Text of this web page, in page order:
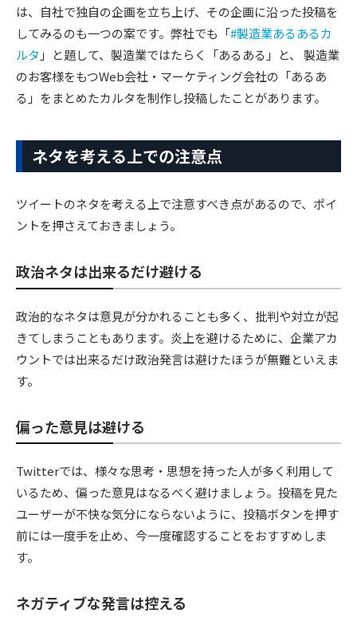
は、自社で独自の企画を立ち上げ、その企画に沿った投稿を
してみるのも一つの案です。弊社でも「#製造業あるあるカ
ルタ 」と題して、製造業ではたらく「あるある」と、 製造業
のお客様をもつWeb会社・マーケティング会社の「あるあ
る」をまとめたカルタを制作し投稿したことがあります。
ネタを考える上での注意点
ツイートのネタを考える上で注意すべき点があるので、ポイ
ントを押さえておきましょう。
政治ネタは出来るだけ避ける
政治的なネタは意見が分かれることも多く、批判や対立が起
きてしまうこともあります。炎上を避けるために、企業アカ
ウントでは出来るだけ政治発言は避けたほうが無難といえま
す。
偏った意見は避ける
Twitterでは、様々な思考・思想を持った人が多く利用して
いるため、偏った意見はなるべく避けましょう。投稿を見た
ユーザーが不快な気分にならないように、投稿ボタンを押す
前には一度手を止め、今一度確認することをおすすめしま
す。
ネガティブな発言は控える